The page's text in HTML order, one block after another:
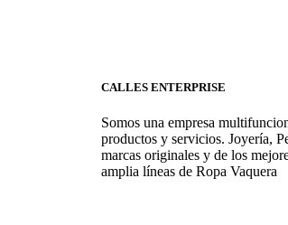
CALLES ENTERPRISE
Somos una empresa
productos y servicios. Joyería,
marcas originales y de los
amplia líneas de Ropa Vaquera